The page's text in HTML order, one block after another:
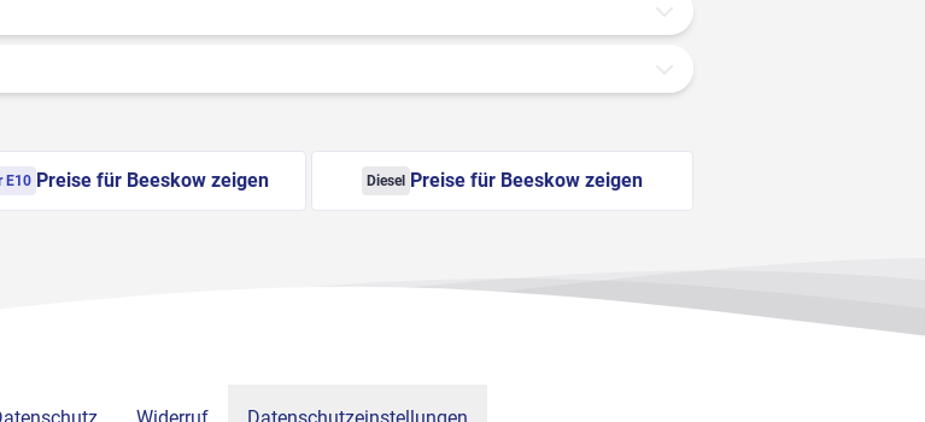
E10 Preise für Beeskow zeigen Diesel Preise für Beeskow zeigen